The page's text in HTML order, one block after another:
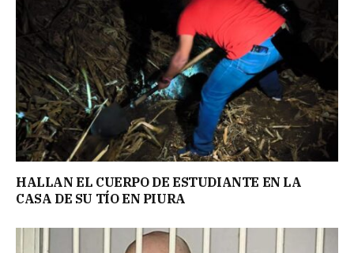
HALLAN EL CUERPO DE ESTUDIANTE EN LA
CASA DE SU TÍO EN PIURA